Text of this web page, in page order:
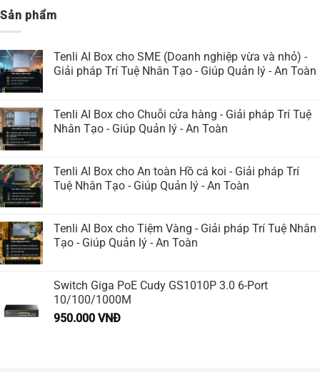
Sản phẩm
Tenli AI Box cho SME (Doanh nghiệp vừa và nhỏ) -
Giải pháp Trí Tuệ Nhân Tạo - Giúp Quản lý - An Toàn
Tenli AI Box cho Chuỗi cửa hàng - Giải pháp Trí Tuệ
Nhân Tạo - Giúp Quản lý - An Toàn
Tenli AI Box cho An toàn Hồ cá koi - Giải pháp Trí
Tuệ Nhân Tạo - Giúp Quản lý - An Toàn
Tenli AI Box cho Tiệm Vàng - Giải pháp Trí Tuệ Nhân
Tạo - Giúp Quản lý - An Toàn
Switch Giga PoE Cudy GS1010P 3.0 6-Port
10/100/1000M
950.000 VNĐ